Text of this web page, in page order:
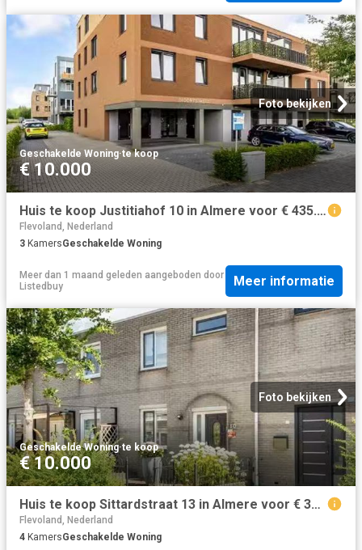
Foto bekijken
Geschakelde Woning·te koop
€ 10.000
Huis te koop Justitiahof 10 in Almere voor € 435.000
Flevoland, Nederland
3 KamersGeschakelde Woning
Meer dan 1 maand geleden aangeboden door
Listedbuy
Meer informatie
Foto bekijken
Geschakelde Woning·te koop
€ 10.000
Huis te koop Sittardstraat 13 in Almere voor € 350.000
Flevoland, Nederland
4 KamersGeschakelde Woning